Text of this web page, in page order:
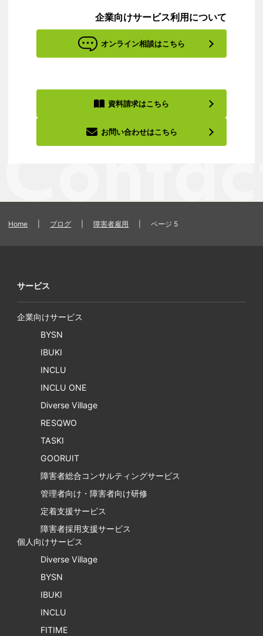
企業向けサービス利用について
オンライン相談はこちら
資料請求はこちら
お問い合わせはこちら
Home ブログ 障害者雇用 ページ 5
サービス
企業向けサービス
BYSN
IBUKI
INCLU
INCLU ONE
Diverse Village
RESQWO
TASKI
GOORUIT
障害者総合コンサルティングサービス
管理者向け・障害者向け研修
定着支援サービス
障害者採用支援サービス
個人向けサービス
Diverse Village
BYSN
IBUKI
INCLU
FITIME